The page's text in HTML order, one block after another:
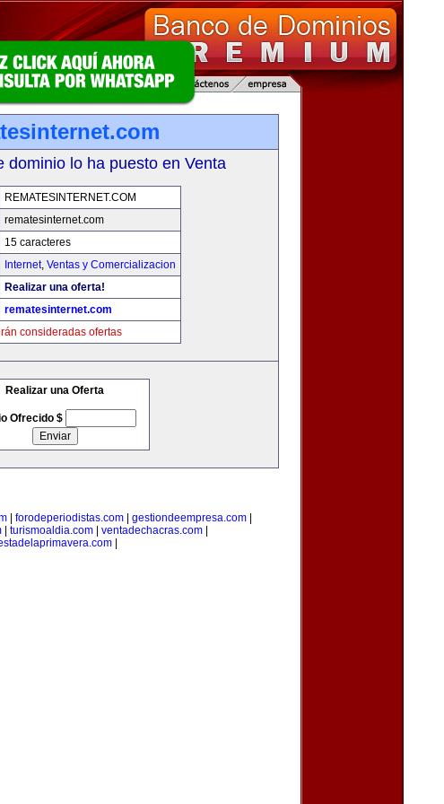
dominio lo ha puesto en Venta
REMATESINTERNET.COM
rematesinternet.com
15 caracteres
Internet, Ventas y Comercializacion
Realizar una oferta!
rematesinternet.com
consideradas ofertas
Realizar una Oferta
Ofrecido $
forodeperiodistas.com gestiondeempresa.com
| turismoaldia.com| ventadechacras.com|